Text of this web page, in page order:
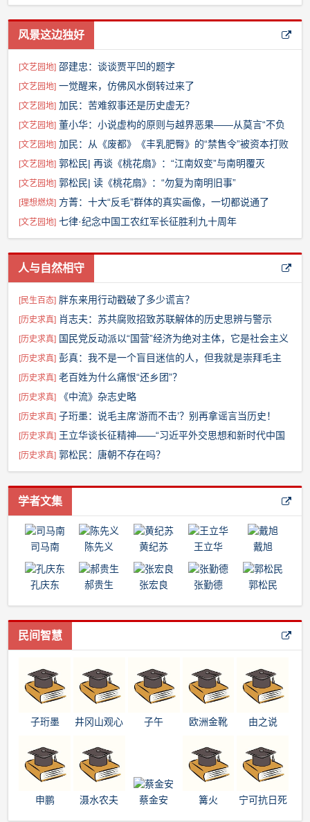
的深层逻辑
风景这边独好
[文艺园地] 邵建忠：谈谈贾平凹的题字
[文艺园地] 一觉醒来，仿佛风水倒转过来了
[文艺园地] 加民：苦难叙事还是历史虚无？
[文艺园地] 董小华：小说虚构的原则与越界恶果——从莫言“不负
责再现历史”说起
[文艺园地] 加民：从《废都》《丰乳肥臀》的“禁售令”被资本打败
说起
[文艺园地] 郭松民| 再谈《桃花扇》：“江南奴变”与南明覆灭
[文艺园地] 郭松民| 读《桃花扇》：“勿复为南明旧事”
[理想燃烧] 方菁：十大“反毛”群体的真实画像，一切都说通了
[文艺园地] 七律·纪念中国工农红军长征胜利九十周年
人与自然相守
[民生百态] 胖东来用行动戳破了多少谎言？
[历史求真] 肖志夫：苏共腐败招致苏联解体的历史思辨与警示
[历史求真] 国民党反动派以“国营”经济为绝对主体，它是社会主义
吗？
[历史求真] 彭真：我不是一个盲目迷信的人，但我就是崇拜毛主
席！
[历史求真] 老百姓为什么痛恨“还乡团”？
[历史求真] 《中流》杂志史略
[历史求真] 子珩墨：说毛主席‘游而不击’？别再拿谣言当历史！
[历史求真] 王立华谈长征精神——“习近平外交思想和新时代中国
外交”网深度对话（六）
[历史求真] 郭松民：唐朝不存在吗？
学者文集
司马南 陈先义 黄纪苏 王立华 戴旭
孔庆东 郝贵生 张宏良 张勤德 郭松民
民间智慧
子珩墨 井冈山观心 子午 欧洲金靴 由之说
申鹏 滠水农夫 蔡金安 篝火 宁可抗日死